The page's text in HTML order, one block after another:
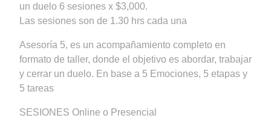
un duelo 6 sesiones x $3,000.
Las sesiones son de 1.30 hrs cada una
Asesoría 5, es un acompañamiento completo en
formato de taller, donde el objetivo es abordar, trabajar
y cerrar un duelo. En base a 5 Emociones, 5 etapas y
5 tareas
SESIONES Online o Presencial